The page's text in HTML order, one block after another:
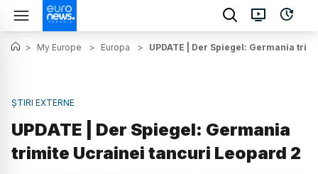
> My Europe > Europa > UPDATE | Der Spiegel: Germania
ȘTIRI EXTERNE
UPDATE | Der Spiegel: Germania
trimite Ucrainei tancuri Leopard 2